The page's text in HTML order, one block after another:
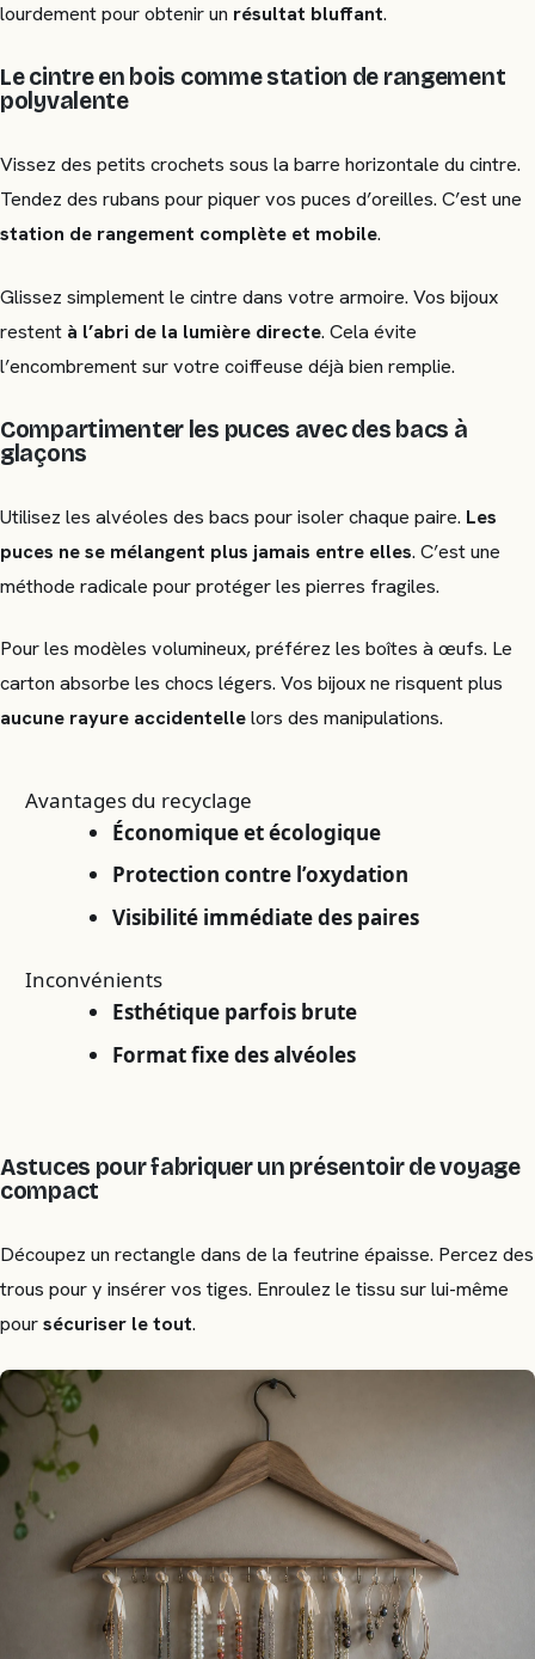
lourdement pour obtenir un résultat bluffant.
Le cintre en bois comme station de rangement
polyvalente
Vissez des petits crochets sous la barre horizontale du cintre.
Tendez des rubans pour piquer vos puces d’oreilles. C’est une
station de rangement complète et mobile.
Glissez simplement le cintre dans votre armoire. Vos bijoux
restent à l’abri de la lumière directe. Cela évite
l’encombrement sur votre coiffeuse déjà bien remplie.
Compartimenter les puces avec des bacs à
glaçons
Utilisez les alvéoles des bacs pour isoler chaque paire. Les
puces ne se mélangent plus jamais entre elles. C’est une
méthode radicale pour protéger les pierres fragiles.
Pour les modèles volumineux, préférez les boîtes à œufs. Le
carton absorbe les chocs légers. Vos bijoux ne risquent plus
aucune rayure accidentellelors des manipulations.
Avantages du recyclage
Économique et écologique
Protection contre l’oxydation
Visibilité immédiate des paires
Inconvénients
Esthétique parfois brute
Format fixe des alvéoles
Astuces pour fabriquer un présentoir de voyage
compact
Découpez un rectangle dans de la feutrine épaisse. Percez des
trous pour y insérer vos tiges. Enroulez le tissu sur lui-même
poursécuriser le tout.